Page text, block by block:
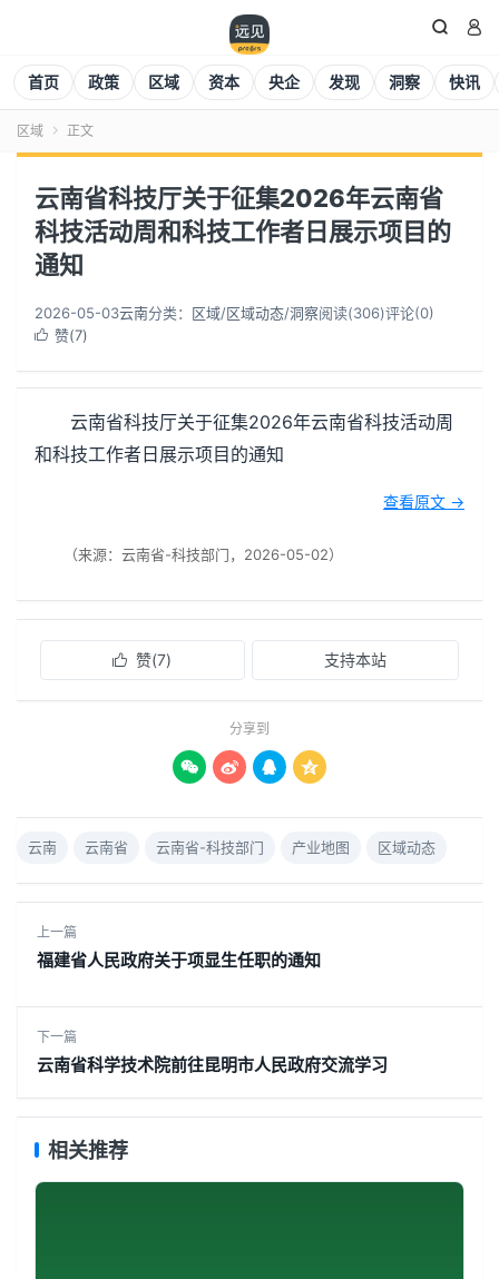
 
首页 政策 区域 资本 央企 发现 洞察 快讯
区域  正文
云南省科技厅关于征集2026年云南省
科技活动周和科技工作者日展示项目的
通知
2026-05-03云南分类： 区域/区域动态/洞察阅读(306)评论(0)
 赞(7)
云南省科技厅关于征集2026年云南省科技活动周
和科技工作者日展示项目的通知
查看原文 →
（来源：云南省-科技部门，2026-05-02）
 赞(7) 支持本站
分享到
   
云南 云南省 云南省-科技部门 产业地图 区域动态
上一篇
福建省人民政府关于项显生任职的通知
下一篇
云南省科学技术院前往昆明市人民政府交流学习
相关推荐